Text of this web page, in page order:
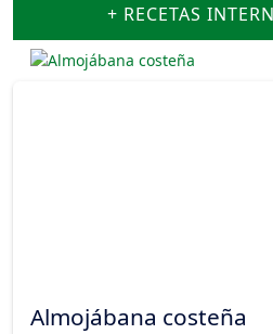
+ RECETAS
Almojábana costeña